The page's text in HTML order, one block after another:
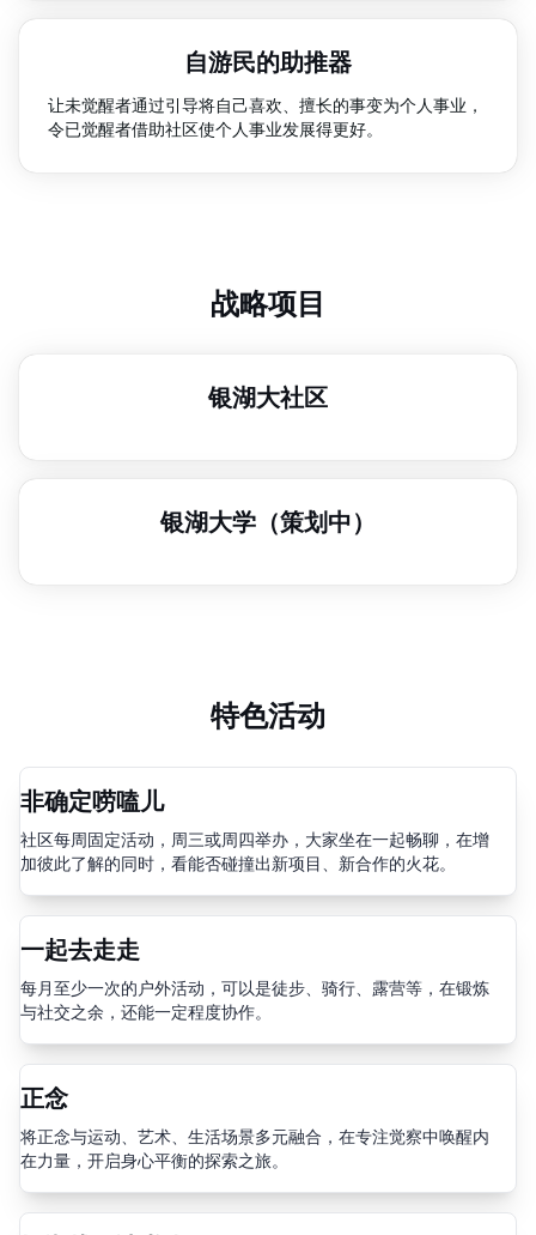
自游民的助推器
让未觉醒者通过引导将自己喜欢、擅长的事变为个人事业，
令已觉醒者借助社区使个人事业发展得更好。
战略项目
银湖大社区
银湖大学（策划中）
特色活动
非确定唠嗑儿
社区每周固定活动，周三或周四举办，大家坐在一起畅聊，在增
加彼此了解的同时，看能否碰撞出新项目、新合作的火花。
一起去走走
每月至少一次的户外活动，可以是徒步、骑行、露营等，在锻炼
与社交之余，还能一定程度协作。
正念+
将正念与运动、艺术、生活场景多元融合，在专注觉察中唤醒内
在力量，开启身心平衡的探索之旅。